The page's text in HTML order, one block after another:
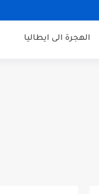
الهجرة الى ايطاليا